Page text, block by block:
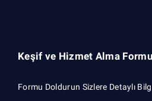
Keşif ve Hizmet Alma Formu
Formu Doldurun Sizlere Detaylı